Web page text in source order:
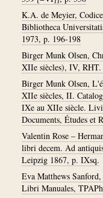
K.A. de Meyier,
Bibliotheca
1973, p. 196-198
Birger Munk Olsen,
XIIe siècles), IV,
Birger Munk Olsen,
XIIe siècles, II.
IXe au XIIe siècle.
Documents, Études et
Valentin Rose –
libri decem. Ad
Leipzig 1867, p. IXsq.
Eva Matthews
Libri Manuales,